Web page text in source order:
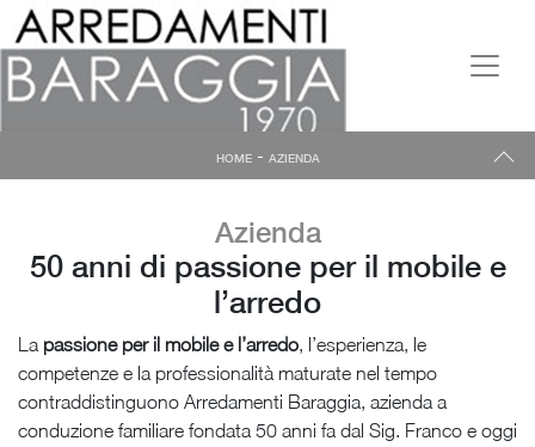
HOME- AZIENDA
Azienda
50 anni di passione per il mobile e
l’arredo
La passione per il mobile e l’arredo, l’esperienza, le
competenze e la professionalità maturate nel tempo
contraddistinguono Arredamenti Baraggia, azienda a
conduzione familiare fondata 50 anni fa dal Sig. Franco e oggi